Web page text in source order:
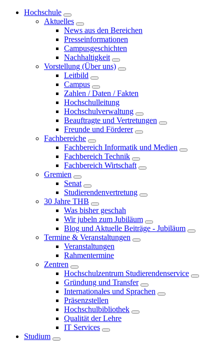
Hochschule
Aktuelles
News aus den Bereichen
Presseinformationen
Campusgeschichten
Nachhaltigkeit
Vorstellung (Über uns)
Leitbild
Campus
Zahlen / Daten / Fakten
Hochschulleitung
Hochschulverwaltung
Beauftragte und Vertretungen
Freunde und Förderer
Fachbereiche
Fachbereich Informatik und Medien
Fachbereich Technik
Fachbereich Wirtschaft
Gremien
Senat
Studierendenvertretung
30 Jahre THB
Was bisher geschah
Wir jubeln zum Jubiläum
Blog und Aktuelle Beiträge - Jubiläum
Termine & Veranstaltungen
Veranstaltungen
Rahmentermine
Zentren
Hochschulzentrum Studierendenservice
Gründung und Transfer
Internationales und Sprachen
Präsenzstellen
Hochschulbibliothek
Qualität der Lehre
IT Services
Studium